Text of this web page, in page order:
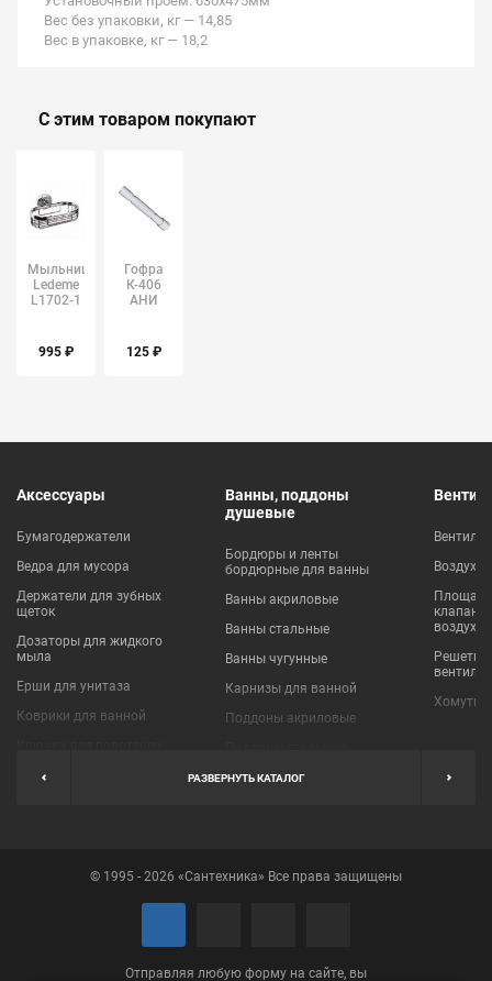
Вес без упаковки, кг — 14,85
Вес в упаковке, кг — 18,2
С этим товаром покупают
Мыльница
Ledeme
L1702-1
995 ₽
Гофра
К-406
АНИ
125 ₽
Аксессуары
Бумагодержатели
Ведра для мусора
Держатели для зубных
щеток
Дозаторы для жидкого
мыла
Ерши для унитаза
Коврики для ванной
Мыльницы
Полотенцедержатели
Сушилки для белья
Ванны, поддоны
душевые
Бордюры и ленты
бордюрные для ванны
Ванны акриловые
Ванны стальные
Ванны чугунные
Карнизы для ванной
Поддоны акриловые
Пробки для ванн
клапаны
Решетки
Хомуты
РАЗВЕРНУТЬ КАТАЛОГ
© 1995 - 2026 «Сантехника» Все права защищены
Отправляя любую форму на сайте, вы